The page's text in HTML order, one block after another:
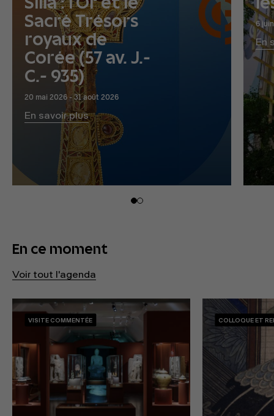
Sacré Trésors
royaux de
Corée (57 av. J.-
C.- 935)
20 mai 2026 - 31 août 2026
En savoir plus
6
En
En ce moment
Voir tout l'agenda
VISITE COMMENTÉE COLLOQUE ET